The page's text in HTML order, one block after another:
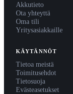
Akkutieto
Ota yhteyttä
Oma tili
Yritysasiakkaille
KÄYTÄNNÖT
Tietoa meistä
Toimitusehdot
Tietosuoja
Evästeasetukset